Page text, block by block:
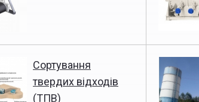
Сортування
твердих відходів
(ТПВ)